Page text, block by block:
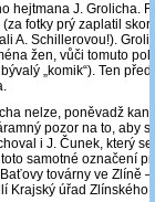
hejtmana J. Grolicha.
fotky prý zaplatil
A. Schillerovou!).
žen, vůči tomuto
„komik“). Ten
nelze, poněvadž
pozor na to, aby
i J. Čunek, který se
samotné označení
továrny ve Zlíně
Krajský úřad Zlínského